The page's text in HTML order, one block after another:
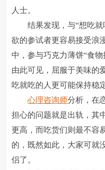
人士。
结果发现，与“想吃就
欲的参试者更容易接受浪
中，参与巧克力薄饼“食物
由此可见，屈服于美味的
吃就吃的人更可能保持稳
心理咨询师分析，在
担心的问题就是出轨，其
更高，而吃货们则最不容
的，既然如此，大家可就
侣了。